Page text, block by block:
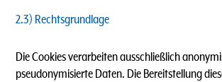
2.3) Rechtsgrundlage
Die Cookies verarbeiten ausschließlich
pseudonymisierte Daten. Die Bereitstellung